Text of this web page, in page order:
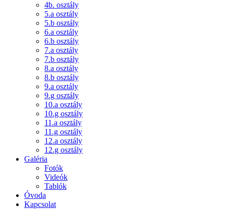
4b. osztály
5.a osztály
5.b osztály
6.a osztály
6.b osztály
7.a osztály
7.b osztály
8.a osztály
8.b osztály
9.a osztály
9.g osztály
10.a osztály
10.g osztály
11.a osztály
11.g osztály
12.a osztály
12.g osztály
Galéria
Fotók
Videók
Tablók
Óvoda
Kapcsolat